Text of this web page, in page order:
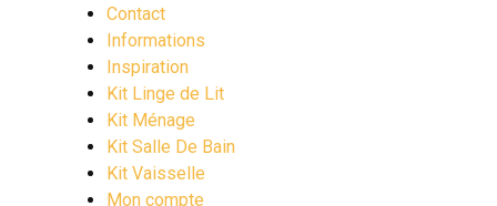
Contact
Informations
Inspiration
Kit Linge de Lit
Kit Ménage
Kit Salle De Bain
Kit Vaisselle
Mon compte